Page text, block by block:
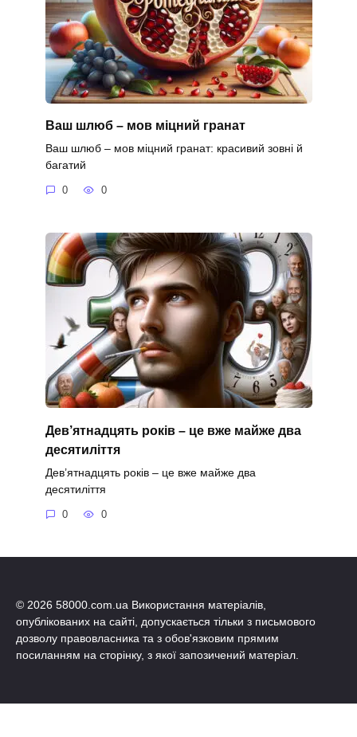
Ваш шлюб – мов міцний гранат
Ваш шлюб – мов міцний гранат: красивий зовні й
багатий
0 0
Дев’ятнадцять років – це вже майже два
десятиліття
Дев’ятнадцять років – це вже майже два
десятиліття
0 0
© 2026 58000.com.ua Використання матеріалів,
опублікованих на сайті, допускається тільки з письмового
дозволу правовласника та з обов'язковим прямим
посиланням на сторінку, з якої запозичений матеріал.